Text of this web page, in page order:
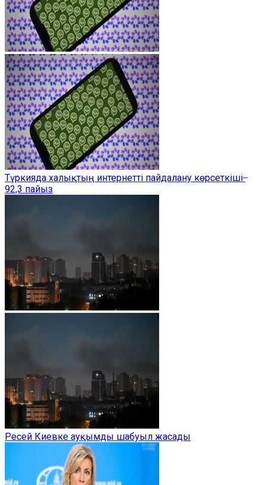
Түркияда халықтың интернетті пайдалану көрсеткіші ̶
92,3 пайыз
Ресей Киевке ауқымды шабуыл жасады